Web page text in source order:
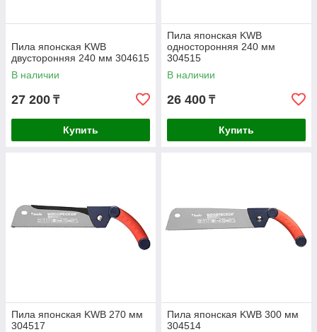
Пила японская KWB
двусторонняя 240 мм 304615
В наличии
27 200 ₸
Купить
Пила японская KWB
односторонняя 240 мм
304515
В наличии
26 400 ₸
Купить
Пила японская KWB 270 мм
304517
Пила японская KWB 300 мм
304514